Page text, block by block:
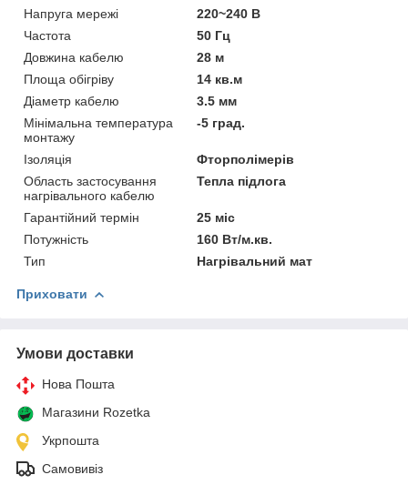
Напруга мережі
220~240 В
Частота
50 Гц
Довжина кабелю
28 м
Площа обігріву
14 кв.м
Діаметр кабелю
3.5 мм
Мінімальна температура
монтажу
-5 град.
Ізоляція
Фторполімерів
Область застосування
нагрівального кабелю
Тепла підлога
Гарантійний термін
25 міс
Потужність
160 Вт/м.кв.
Тип
Нагрівальний мат
Приховати
Умови доставки
Нова Пошта
Магазини Rozetka
Укрпошта
Самовивіз